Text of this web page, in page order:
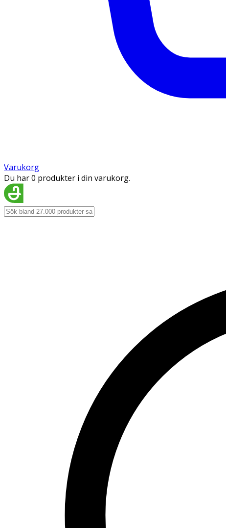
Varukorg
Du har 0 produkter i din varukorg.